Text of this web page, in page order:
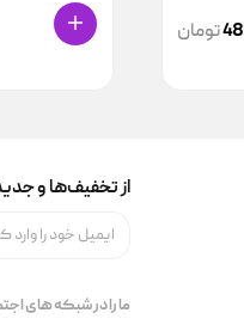
تومان
از تخفیف‌ها و
ما را در شبکه های